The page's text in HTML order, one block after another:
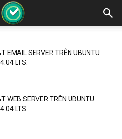
EMAIL SERVER TRÊN UBUNTU
LTS.
WEB SERVER TRÊN UBUNTU
LTS.